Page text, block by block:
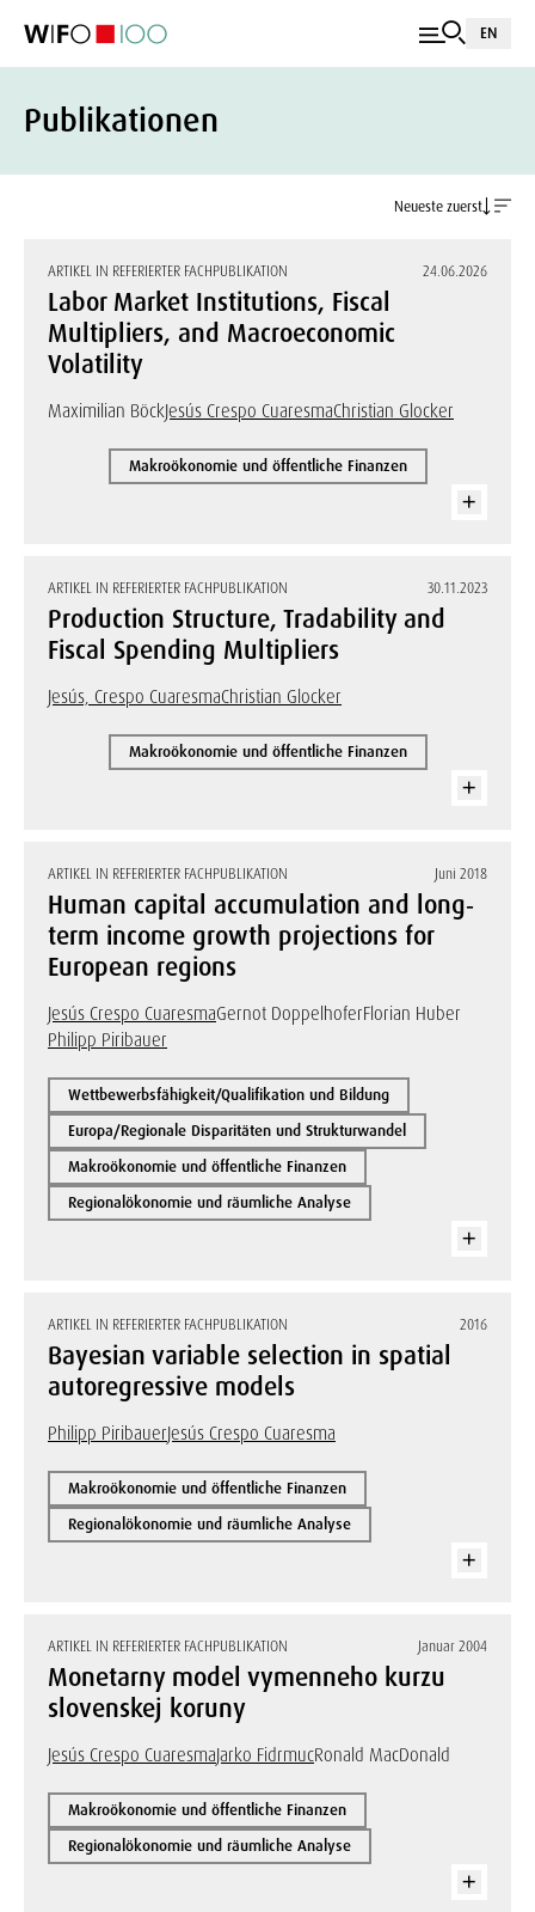
EN
Publikationen
Neueste zuerst
ARTIKEL IN REFERIERTER FACHPUBLIKATION 24.06.2026
Labor Market Institutions, Fiscal
Multipliers, and Macroeconomic
Volatility
Maximilian BöckJesús Crespo CuaresmaChristian Glocker
Makroökonomie und öffentliche Finanzen
ARTIKEL IN REFERIERTER FACHPUBLIKATION 30.11.2023
Production Structure, Tradability and
Fiscal Spending Multipliers
Jesús, Crespo CuaresmaChristian Glocker
Makroökonomie und öffentliche Finanzen
ARTIKEL IN REFERIERTER FACHPUBLIKATION Juni 2018
Human capital accumulation and long‐
term income growth projections for
European regions
Jesús Crespo CuaresmaGernot DoppelhoferFlorian Huber
Philipp Piribauer
Wettbewerbsfähigkeit/Qualifikation und Bildung
Europa/Regionale Disparitäten und Strukturwandel
Makroökonomie und öffentliche Finanzen
Regionalökonomie und räumliche Analyse
ARTIKEL IN REFERIERTER FACHPUBLIKATION 2016
Bayesian variable selection in spatial
autoregressive models
Philipp PiribauerJesús Crespo Cuaresma
Makroökonomie und öffentliche Finanzen
Regionalökonomie und räumliche Analyse
ARTIKEL IN REFERIERTER FACHPUBLIKATION Januar 2004
Monetarny model vymenneho kurzu
slovenskej koruny
Jesús Crespo CuaresmaJarko FidrmucRonald MacDonald
Makroökonomie und öffentliche Finanzen
Regionalökonomie und räumliche Analyse